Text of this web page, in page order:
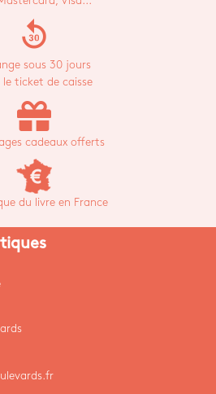
replay_30
sous 30 jours
le ticket de caisse
cadeaux offerts
du livre en France